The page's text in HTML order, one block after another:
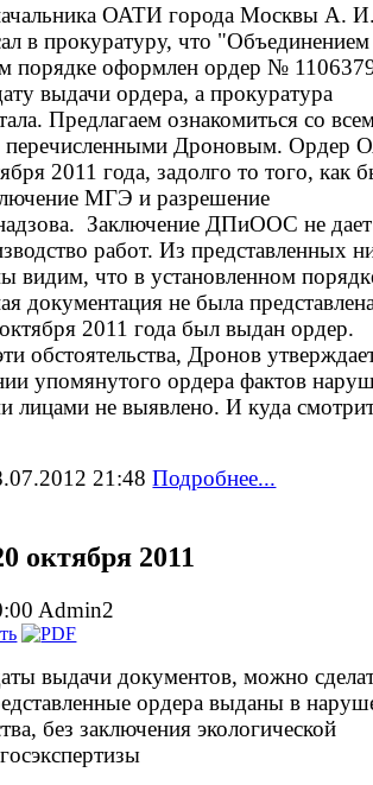
ОАТИ города Москвы А.
в прокуратуру, что
порядке оформлен ордер №
выдачи ордера, а прокуратура
Предлагаем ознакомиться со
перечисленными Дроновым. Ордер
2011 года, задолго то того, как
МГЭ и разрешение
Заключение ДПиООС не дает
работ. Из представленных
видим, что в установленном
документация не была
2011 года был выдан ордер.
обстоятельства, Дронов
упомянутого ордера фактов
лицами не выявлено. И куда
21:48Подробнее...
октября 2011
Admin2
выдачи документов, можно
ордера выданы в
без заключения экологической